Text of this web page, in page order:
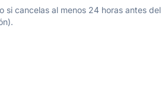
si cancelas al menos 24 horas antes